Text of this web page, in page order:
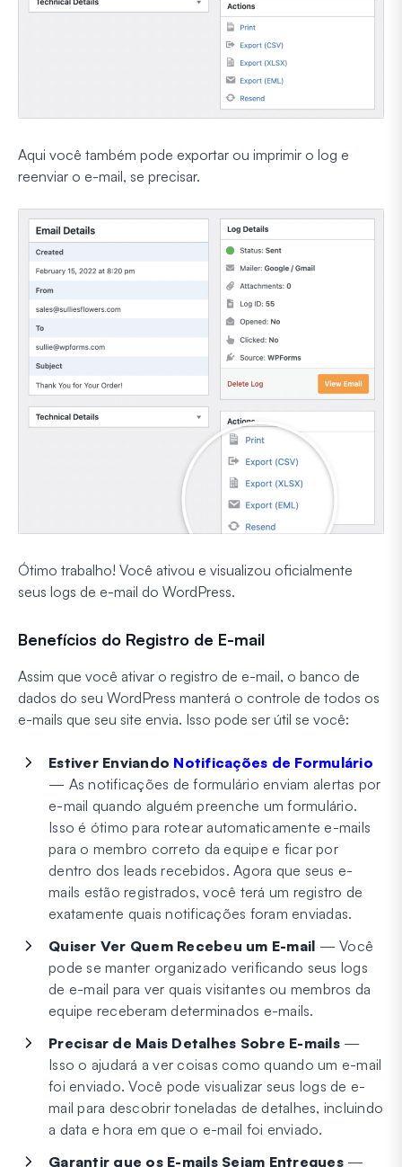
Aqui você também pode exportar ou imprimir o log e
reenviar o e-mail, se precisar.
Ótimo trabalho! Você ativou e visualizou oficialmente
seus logs de e-mail do WordPress.
Benefícios do Registro de E-mail
Assim que você ativar o registro de e-mail, o banco de
dados do seu WordPress manterá o controle de todos os
e-mails que seu site envia. Isso pode ser útil se você:
Estiver Enviando Notificações de Formulário
— As notificações de formulário enviam alertas por
e-mail quando alguém preenche um formulário.
Isso é ótimo para rotear automaticamente e-mails
para o membro correto da equipe e ficar por
dentro dos leads recebidos. Agora que seus e-
mails estão registrados, você terá um registro de
exatamente quais notificações foram enviadas.
Quiser Ver Quem Recebeu um E-mail — Você
pode se manter organizado verificando seus logs
de e-mail para ver quais visitantes ou membros da
equipe receberam determinados e-mails.
Precisar de Mais Detalhes Sobre E-mails—
Isso o ajudará a ver coisas como quando um e-mail
foi enviado. Você pode visualizar seus logs de e-
mail para descobrir toneladas de detalhes, incluindo
a data e hora em que o e-mail foi enviado.
Garantir que os E-mails Sejam Entregues—